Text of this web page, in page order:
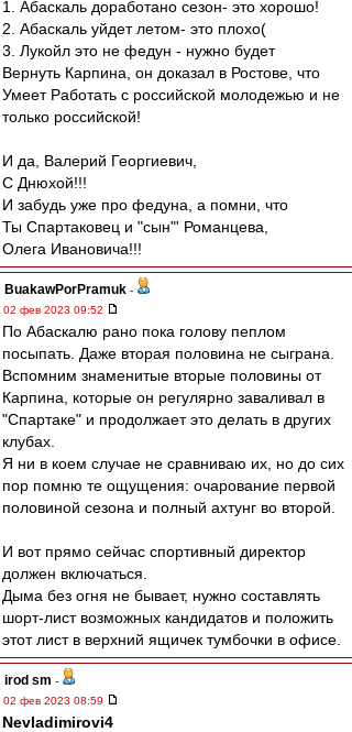
1. Абаскаль доработано сезон- это хорошо!
2. Абаскаль уйдет летом- это плохо(
3. Лукойл это не федун - нужно будет
Вернуть Карпина, он доказал в Ростове, что
Умеет Работать с российской молодежью и не
только российской!
И да, Валерий Георгиевич,
С Днюхой!!!
И забудь уже про федуна, а помни, что
Ты Спартаковец и "сын"' Романцева,
Олега Ивановича!!!
BuakawPorPramuk -
02 фев 2023 09:52
По Абаскалю рано пока голову пеплом
посыпать. Даже вторая половина не сыграна.
Вспомним знаменитые вторые половины от
Карпина, которые он регулярно заваливал в
"Спартаке" и продолжает это делать в других
клубах.
Я ни в коем случае не сравниваю их, но до сих
пор помню те ощущения: очарование первой
половиной сезона и полный ахтунг во второй.
И вот прямо сейчас спортивный директор
должен включаться.
Дыма без огня не бывает, нужно составлять
шорт-лист возможных кандидатов и положить
этот лист в верхний ящичек тумбочки в офисе.
irod sm -
02 фев 2023 08:59
Nevladimirovi4